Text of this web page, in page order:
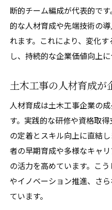
断的チーム編成が代表的で
的な人材育成や先端技術の
れます。これにより、変化
し、持続的な企業価値向上に
土木工事の人材育成が
人材育成は土木工事企業の
す。実践的な研修や資格取
の定着とスキル向上に直結
者の早期育成や多様なキャ
の活力を高めています。こ
やイノベーション推進、さ
ています。